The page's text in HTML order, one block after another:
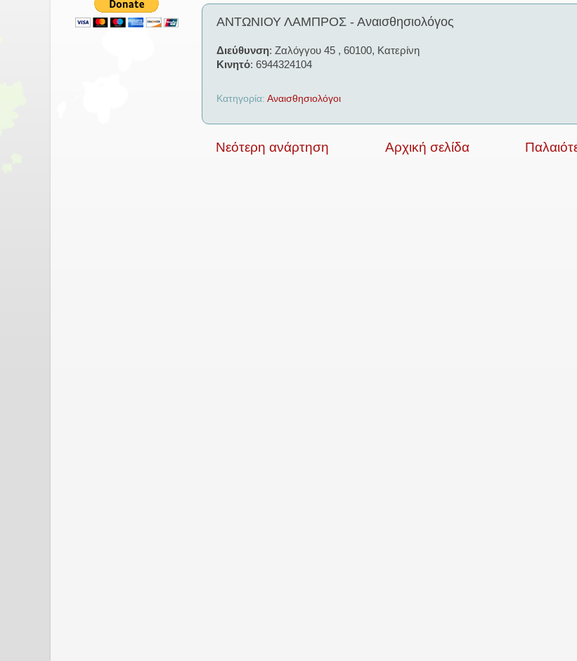
ΑΝΤΩΝΙΟΥ ΛΑΜΠΡΟΣ - Αναισθησιολόγος
Διεύθυνση: Ζαλόγγου 45 , 60100, Κατερίνη
Κινητό: 6944324104
Κατηγορία: Αναισθησιολόγοι
Νεότερη ανάρτηση Αρχική σελίδα